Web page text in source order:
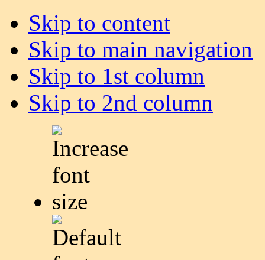
Skip to content
Skip to main navigation
Skip to 1st column
Skip to 2nd column